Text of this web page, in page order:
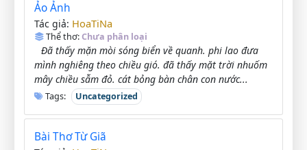
Ảo Ảnh
Tác giả: HoaTiNa
Thể thơ:Chưa phân loại
Đã thấy mặn mòi sóng biển về quanh. phi lao đưa
mình nghiêng theo chiều gió. đã thấy mặt trời nhuốm
mây chiều sẫm đỏ. cát bỏng bàn chân con nước...
Tags: Uncategorized
Bài Thơ Từ Giã